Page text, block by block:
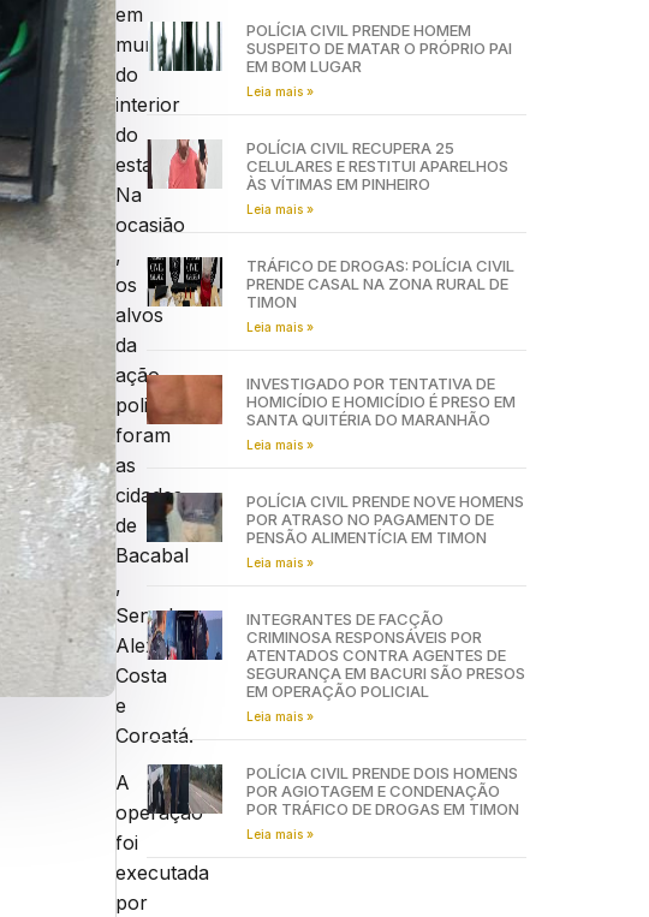
em
municípios
do
interior
do
estado.
Na
ocasião
,
os
alvos
da
ação
policial
foram
as
cidades
de
Bacabal
,
Senador
Alexandre
Costa
e
Coroatá.
A
operação
foi
executada
por
POLÍCIA CIVIL PRENDE HOMEM
SUSPEITO DE MATAR O PRÓPRIO PAI
EM BOM LUGAR
Leia mais »
POLÍCIA CIVIL RECUPERA 25
CELULARES E RESTITUI APARELHOS
ÀS VÍTIMAS EM PINHEIRO
Leia mais »
TRÁFICO DE DROGAS: POLÍCIA CIVIL
PRENDE CASAL NA ZONA RURAL DE
TIMON
Leia mais »
INVESTIGADO POR TENTATIVA DE
HOMICÍDIO E HOMICÍDIO É PRESO EM
SANTA QUITÉRIA DO MARANHÃO
Leia mais »
POLÍCIA CIVIL PRENDE NOVE HOMENS
POR ATRASO NO PAGAMENTO DE
PENSÃO ALIMENTÍCIA EM TIMON
Leia mais »
INTEGRANTES DE FACÇÃO
CRIMINOSA RESPONSÁVEIS POR
ATENTADOS CONTRA AGENTES DE
SEGURANÇA EM BACURI SÃO PRESOS
EM OPERAÇÃO POLICIAL
Leia mais »
POLÍCIA CIVIL PRENDE DOIS HOMENS
POR AGIOTAGEM E CONDENAÇÃO
POR TRÁFICO DE DROGAS EM TIMON
Leia mais »